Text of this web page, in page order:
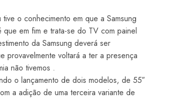
o conhecimento em que a Samsung
em fim e trata-se do TV com painel
da Samsung deverá ser
provavelmente voltará a ter a presença
não tivemos .
o lançamento de dois modelos, de 55″
a adição de uma terceira variante de